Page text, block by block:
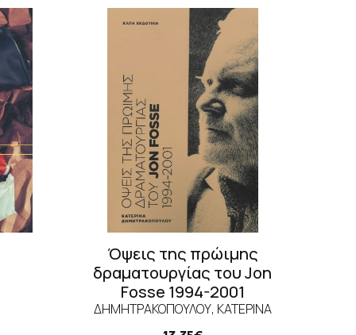
Όψεις της πρώιμης
δραματουργίας του Jon
Fosse 1994-2001
ΔΗΜΗΤΡΑΚΟΠΟΎΛΟΥ, ΚΑΤΕΡΊΝΑ